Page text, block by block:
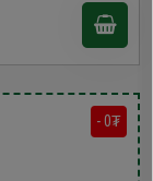
- 0₮